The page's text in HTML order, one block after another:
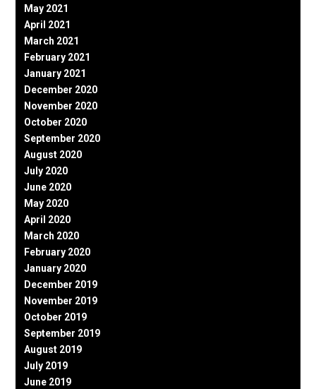
May 2021
April 2021
March 2021
February 2021
January 2021
December 2020
November 2020
October 2020
September 2020
August 2020
July 2020
June 2020
May 2020
April 2020
March 2020
February 2020
January 2020
December 2019
November 2019
October 2019
September 2019
August 2019
July 2019
June 2019